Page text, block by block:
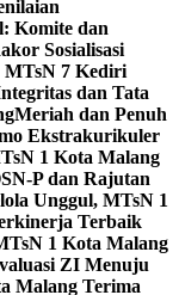
Komite dan
Sosialisasi
MTsN 7 Kediri
dan Tata
Meriah dan Penuh
Ekstrakurikuler
1 Kota Malang
P dan Rajutan
Unggul, MTsN 1
Terbaik
1 Kota Malang
ZI Menuju
Malang Terima